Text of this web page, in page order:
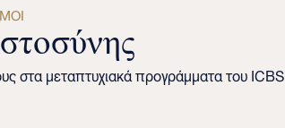
στα μεταπτυχιακά προγράμματα του ICBS